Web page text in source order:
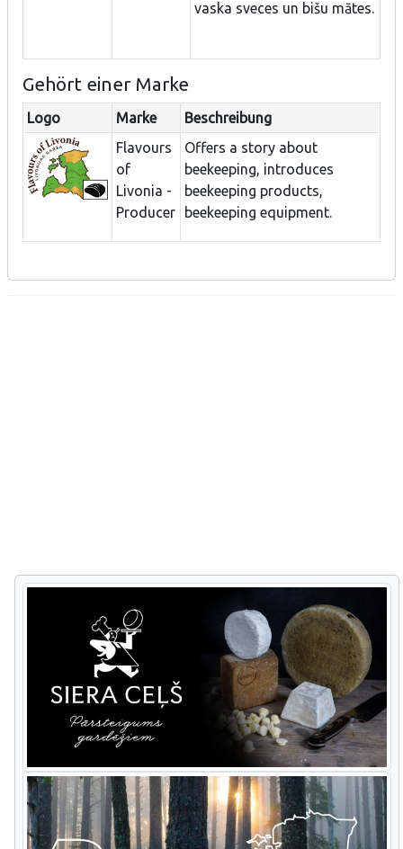
vaska sveces un bišu mātes.
Gehört einer Marke
Logo Marke
Beschreibung
Flavours
of
Livonia -
Producer
Offers a story about
beekeeping, introduces
beekeeping products,
beekeeping equipment.